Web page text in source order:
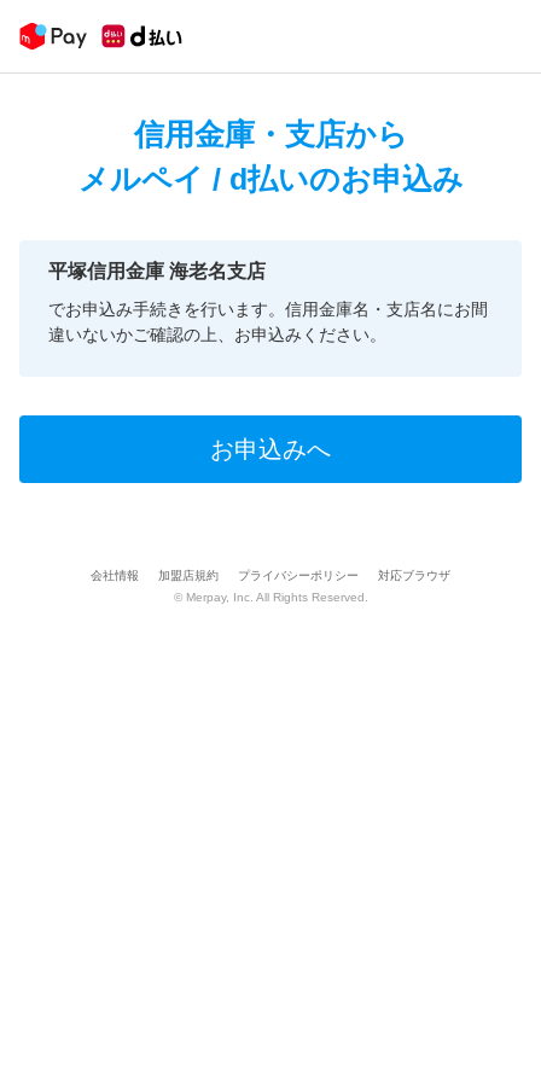
信用金庫・支店から
メルペイ / d払いのお申込み
平塚信用金庫 海老名支店
でお申込み手続きを行います。信用金庫名・支店名にお間
違いないかご確認の上、お申込みください。
お申込みへ
会社情報 加盟店規約 プライバシーポリシー
対応ブラウザ
© Merpay, Inc. All Rights Reserved.